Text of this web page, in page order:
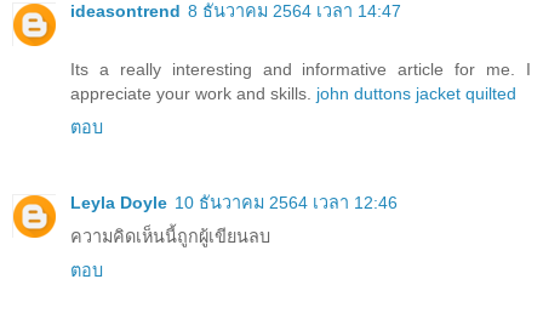
ideasontrend 8 ธันวาคม 2564 เวลา 14:47
Its a really interesting and informative article for me. I
appreciate your work and skills. john duttons jacket quilted
ตอบ
Leyla Doyle 10 ธันวาคม 2564 เวลา 12:46
ความคิดเห็นนี้ถูกผู้เขียนลบ
ตอบ